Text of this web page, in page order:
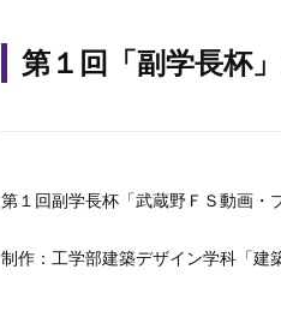
第１回「副学長杯
第１回副学長杯「武蔵野ＦＳ動画・
制作：工学部建築デザイン学科「建